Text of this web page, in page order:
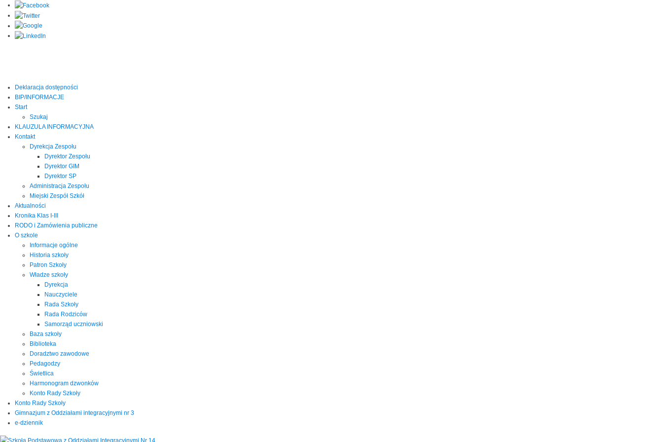
Deklaracja dostępności
BIP/INFORMACJE
Start
Szukaj
KLAUZULA INFORMACYJNA
Kontakt
Dyrekcja Zespołu
Dyrektor Zespołu
Dyrektor GIM
Dyrektor SP
Administracja Zespołu
Miejski Zespół Szkół
Aktualności
Kronika Klas I-III
RODO i Zamówienia publiczne
O szkole
Informacje ogólne
Historia szkoły
Patron Szkoły
Władze szkoły
Dyrekcja
Nauczyciele
Rada Szkoły
Rada Rodziców
Samorząd uczniowski
Baza szkoły
Biblioteka
Doradztwo zawodowe
Pedagodzy
Świetlica
Harmonogram dzwonków
Konto Rady Szkoły
Konto Rady Szkoły
Gimnazjum z Oddziałami integracyjnymi nr 3
e-dziennik